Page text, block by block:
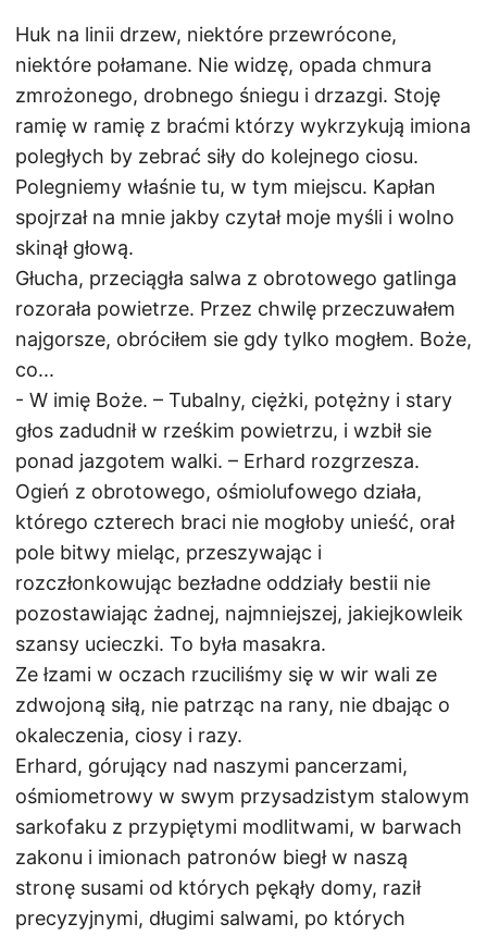
Huk na linii drzew, niektóre przewrócone,
niektóre połamane. Nie widzę, opada chmura
zmrożonego, drobnego śniegu i drzazgi. Stoję
ramię w ramię z braćmi którzy wykrzykują imiona
poległych by zebrać siły do kolejnego ciosu.
Polegniemy właśnie tu, w tym miejscu. Kapłan
spojrzał na mnie jakby czytał moje myśli i wolno
skinął głową.
Głucha, przeciągła salwa z obrotowego gatlinga
rozorała powietrze. Przez chwilę przeczuwałem
najgorsze, obróciłem sie gdy tylko mogłem. Boże,
co...
- W imię Boże. – Tubalny, ciężki, potężny i stary
głos zadudnił w rześkim powietrzu, i wzbił sie
ponad jazgotem walki. – Erhard rozgrzesza.
Ogień z obrotowego, ośmiolufowego działa,
którego czterech braci nie mogłoby unieść, orał
pole bitwy mieląc, przeszywając i
rozczłonkowując bezładne oddziały bestii nie
pozostawiając żadnej, najmniejszej, jakiejkowleik
szansy ucieczki. To była masakra.
Ze łzami w oczach rzuciliśmy się w wir wali ze
zdwojoną siłą, nie patrząc na rany, nie dbając o
okaleczenia, ciosy i razy.
Erhard, górujący nad naszymi pancerzami,
ośmiometrowy w swym przysadzistym stalowym
sarkofaku z przypiętymi modlitwami, w barwach
zakonu i imionach patronów biegł w naszą
stronę susami od których pękąły domy, raził
precyzyjnymi, długimi salwami, po których